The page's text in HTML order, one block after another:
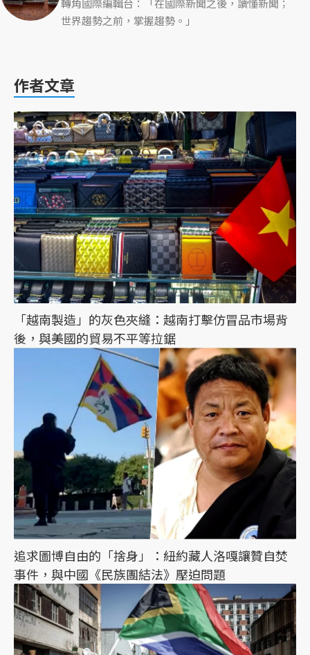
轉角國際編輯台：「在國際新聞之後，讀懂新聞；
世界趨勢之前，掌握趨勢。」
作者文章
「越南製造」的灰色夾縫：越南打擊仿冒品市場背
後，與美國的貿易不平等拉鋸
追求圖博自由的「捨身」：紐約藏人洛嘎讓贊自焚
事件，與中國《民族團結法》壓迫問題